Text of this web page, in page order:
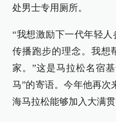
处男士专用厕所。
“我想激励下一代年轻人
传播跑步的理念。我想
家。”这是马拉松名宿
马”的寄语。今年他再次
海马拉松能够加入大满贯